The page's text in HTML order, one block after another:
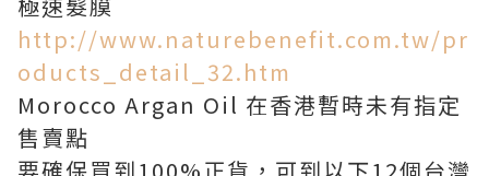
http://www.naturebenefit.com.tw/pr
oducts_detail_32.htm
Morocco Argan Oil 在香港暫時未有指定
售賣點
要確保買到100%正貨，可到以下12個台灣